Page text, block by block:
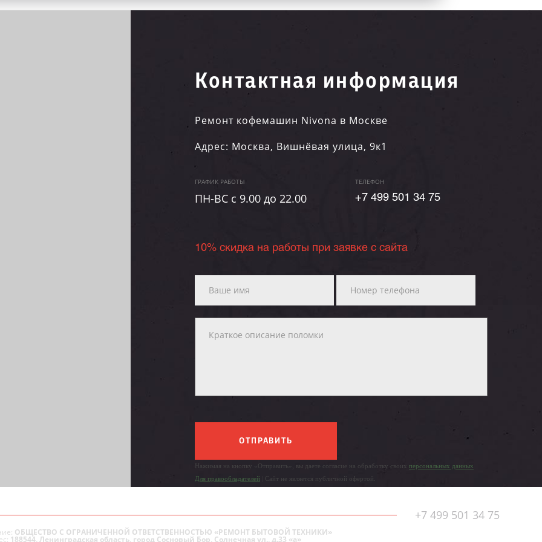
Контактная информация
Ремонт кофемашин Nivona в Москве
Адрес: Москва, Вишнёвая улица, 9к1
ГРАФИК РАБОТЫ
ПН-ВC c 9.00 до 22.00
ТЕЛЕФОН
+7 499 501 34 75
10% скидка на работы при заявке с сайта
ОТПРАВИТЬ
Нажимая на кнопку «Отправить», вы даете согласие на обработку своих персональных данных
Для правообладателей | Сайт не является публичной офертой.
+7 499 501 34 75
ОБЩЕСТВО С ОГРАНИЧЕННОЙ ОТВЕТСТВЕННОСТЬЮ «РЕМОНТ БЫТОВОЙ ТЕХНИКИ»
188544, Ленинградская область, город Сосновый Бор, Солнечная ул., д.33 «а»